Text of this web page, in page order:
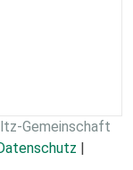
Gemeinschaft